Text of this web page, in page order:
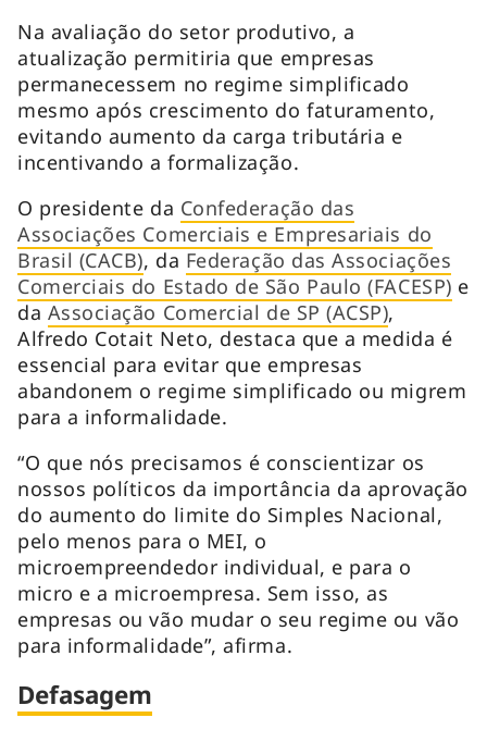
Na avaliação do setor produtivo, a
atualização permitiria que empresas
permanecessem no regime simplificado
mesmo após crescimento do faturamento,
evitando aumento da carga tributária e
incentivando a formalização.
O presidente da Confederação das
Associações Comerciais e Empresariais do
Brasil (CACB), da Federação das Associações
Comerciais do Estado de São Paulo (FACESP) e
da Associação Comercial de SP (ACSP),
Alfredo Cotait Neto, destaca que a medida é
essencial para evitar que empresas
abandonem o regime simplificado ou migrem
para a informalidade.
“O que nós precisamos é conscientizar os
nossos políticos da importância da aprovação
do aumento do limite do Simples Nacional,
pelo menos para o MEI, o
microempreendedor individual, e para o
micro e a microempresa. Sem isso, as
empresas ou vão mudar o seu regime ou vão
para informalidade”, afirma.
Defasagem